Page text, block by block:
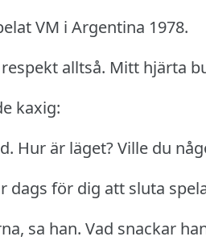
VM i Argentina 1978.
alltså. Mitt hjärta
kaxig:
Hur är läget?Ville du
dags för dig att sluta
sa han. Vad snackar